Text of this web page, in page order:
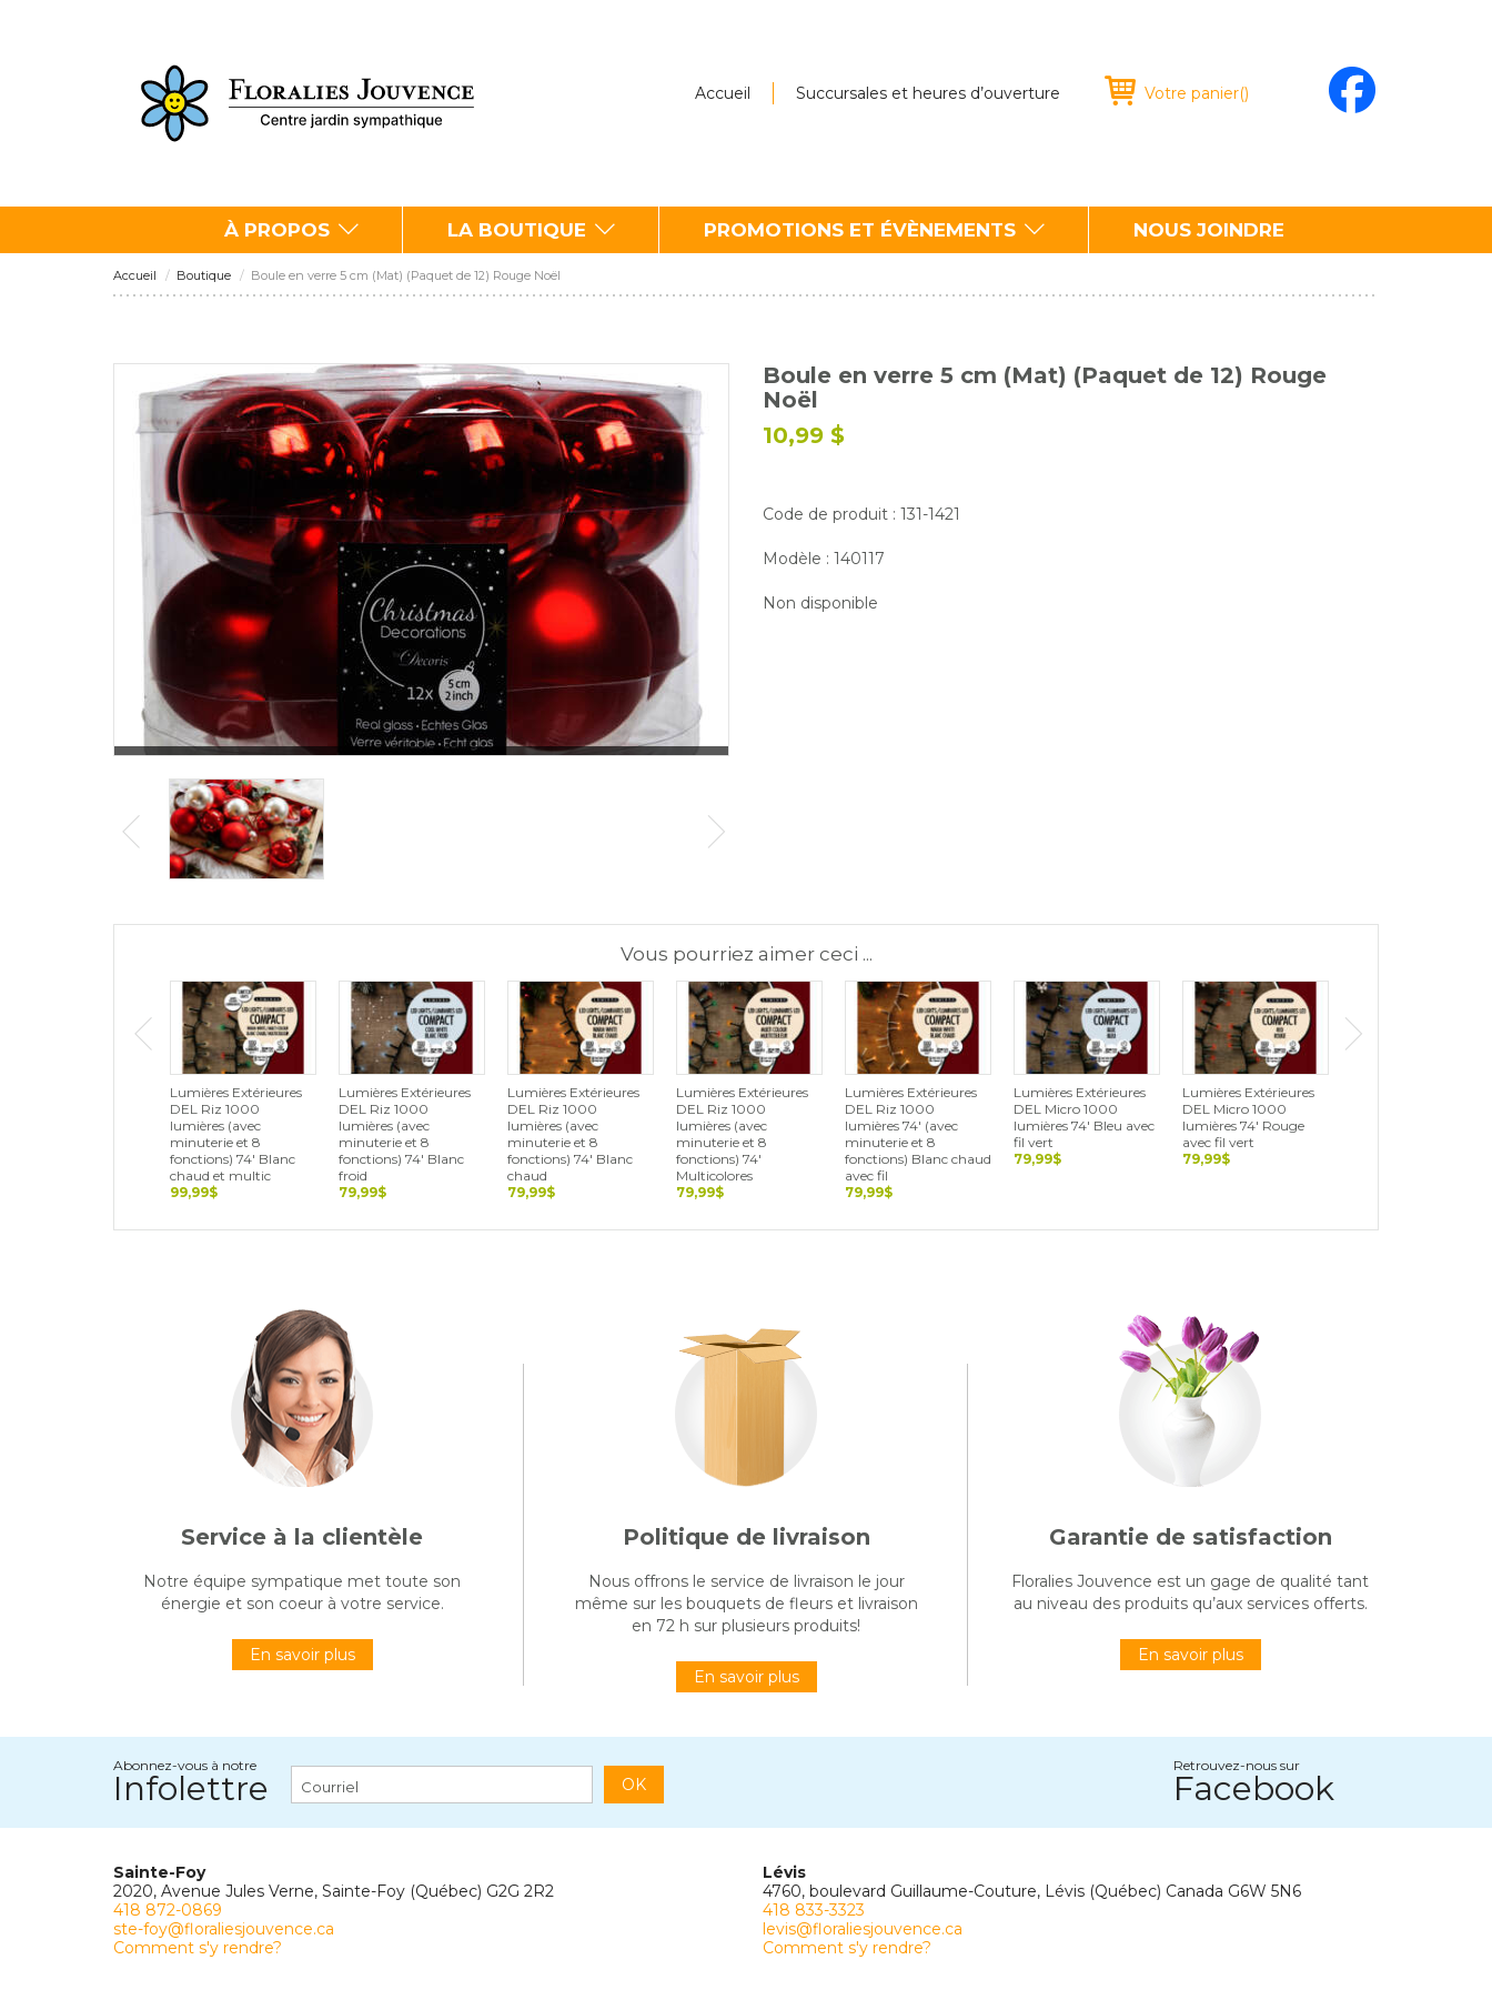
Accueil Succursales et heures d’ouverture Votre panier()
À PROPOS LA BOUTIQUE PROMOTIONS ET ÉVÈNEMENTS NOUS JOINDRE
Accueil Boutique Boule en verre 5 cm (Mat) (Paquet de 12) Rouge Noël
Boule en verre 5 cm (Mat) (Paquet de 12) Rouge
Noël
10,99 $
Code de produit : 131-1421
Modèle : 140117
Non disponible
Vous pourriez aimer ceci ...
Lumières Extérieures
DEL Riz 1000
lumières (avec
minuterie et 8
fonctions) 74' Blanc
chaud et multic
99,99$
Lumières Extérieures
DEL Riz 1000
lumières (avec
minuterie et 8
fonctions) 74' Blanc
froid
79,99$
Lumières Extérieures
DEL Riz 1000
lumières (avec
minuterie et 8
fonctions) 74' Blanc
chaud
79,99$
Lumières Extérieures
DEL Riz 1000
lumières (avec
minuterie et 8
fonctions) 74'
Multicolores
79,99$
Lumières Extérieures
DEL Riz 1000
lumières 74' (avec
minuterie et 8
fonctions) Blanc chaud
avec fil
79,99$
Lumières Extérieures
DEL Micro 1000
lumières 74' Bleu avec
fil vert
79,99$
Lumières Extérieures
DEL Micro 1000
lumières 74' Rouge
avec fil vert
79,99$
Service à la clientèle
Notre équipe sympatique met toute son
énergie et son coeur à votre service.
En savoir plus
Politique de livraison
Nous offrons le service de livraison le jour
même sur les bouquets de fleurs et livraison
en 72 h sur plusieurs produits!
En savoir plus
Garantie de satisfaction
Floralies Jouvence est un gage de qualité tant
au niveau des produits qu’aux services offerts.
En savoir plus
Abonnez-vous à notre
Infolettre OK
Retrouvez-nous sur
Facebook
Sainte-Foy
2020, Avenue Jules Verne, Sainte-Foy (Québec) G2G 2R2
418 872-0869
ste-foy@floraliesjouvence.ca
Comment s'y rendre?
Lévis
4760, boulevard Guillaume-Couture, Lévis (Québec) Canada G6W 5N6
418 833-3323
levis@floraliesjouvence.ca
Comment s'y rendre?